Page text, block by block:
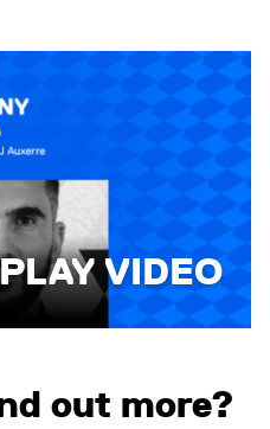
PLAY VIDEO
out more?